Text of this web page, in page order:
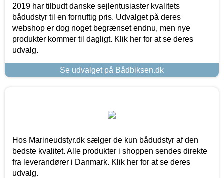
2019 har tilbudt danske sejlentusiaster kvalitets
bådudstyr til en fornuftig pris. Udvalget på deres
webshop er dog noget begrænset endnu, men nye
produkter kommer til dagligt. Klik her for at se deres
udvalg.
Se udvalget på Bådbiksen.dk
Hos Marineudstyr.dk sælger de kun bådudstyr af den
bedste kvalitet. Alle produkter i shoppen sendes direkte
fra leverandører i Danmark. Klik her for at se deres
udvalg.